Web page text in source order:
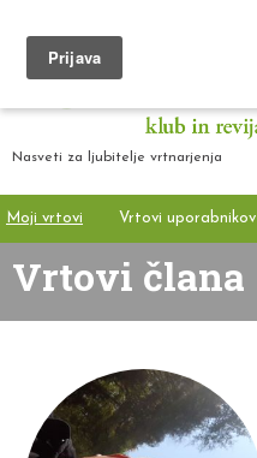
Nasveti za ljubitelje vrtnarjenja
Moji vrtovi Vrtovi uporabnikov
Vrtovi člana